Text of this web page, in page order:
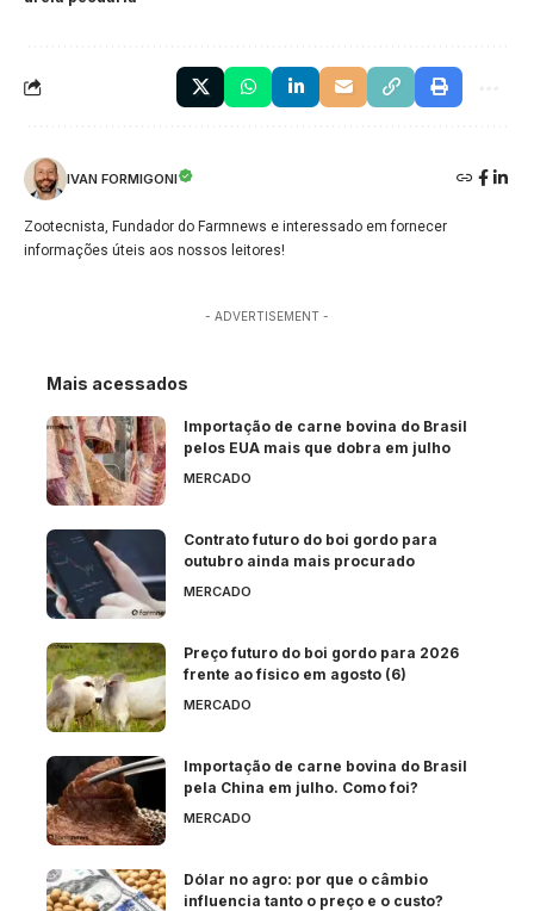
IVAN FORMIGONI
Zootecnista, Fundador do Farmnews e interessado em fornecer
informações úteis aos nossos leitores!
- ADVERTISEMENT -
Mais acessados
Importação de carne bovina do Brasil
pelos EUA mais que dobra em julho
MERCADO
Contrato futuro do boi gordo para
outubro ainda mais procurado
MERCADO
Preço futuro do boi gordo para 2026
frente ao físico em agosto (6)
MERCADO
Importação de carne bovina do Brasil
pela China em julho. Como foi?
MERCADO
Dólar no agro: por que o câmbio
influencia tanto o preço e o custo?